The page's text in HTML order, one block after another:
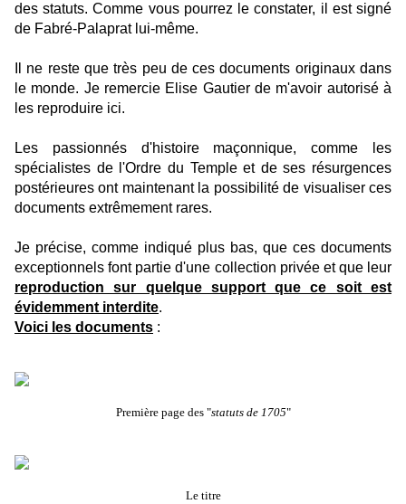
des statuts. Comme vous pourrez le constater, il est signé
de Fabré-Palaprat lui-même.
Il ne reste que très peu de ces documents originaux dans
le monde. Je remercie Elise Gautier de m'avoir autorisé à
les reproduire ici.
Les passionnés d'histoire maçonnique, comme les
spécialistes de l'Ordre du Temple et de ses résurgences
postérieures ont maintenant la possibilité de visualiser ces
documents extrêmement rares.
Je précise, comme indiqué plus bas, que ces documents
exceptionnels font partie d'une collection privée et que leur
reproduction sur quelque support que ce soit est
évidemment interdite.
Voici les documents :
Première page des "statuts de 1705"
Le titre